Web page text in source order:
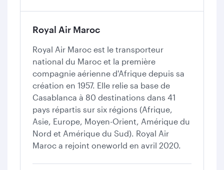
Royal Air Maroc
Royal Air Maroc est le transporteur
national du Maroc et la première
compagnie aérienne d'Afrique depuis sa
création en 1957. Elle relie sa base de
Casablanca à 80 destinations dans 41
pays répartis sur six régions (Afrique,
Asie, Europe, Moyen-Orient, Amérique du
Nord et Amérique du Sud). Royal Air
Maroc a rejoint oneworld en avril 2020.